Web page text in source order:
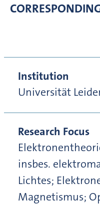
Institution
Universität
Research Focus
insbes.
Lichtes;
Magnetismus;